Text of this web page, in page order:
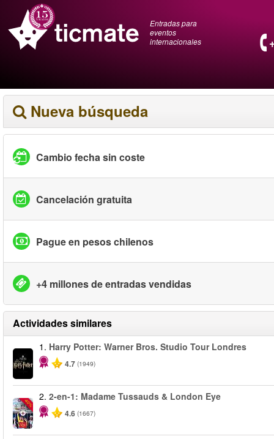
Entradas para
eventos
internacionales
Nueva búsqueda
Cambio fecha sin coste
Cancelación gratuita
Pague en pesos chilenos
+4 millones de entradas vendidas
Actividades similares
1. Harry Potter: Warner Bros. Studio Tour Londres
4.7 (1949)
-40%
2. 2-en-1: Madame Tussauds & London Eye
4.6 (1667)